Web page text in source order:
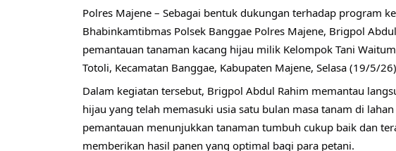
Polres Majene – Sebagai bentuk dukungan terhadap program
Bhabinkamtibmas Polsek Banggae Polres Majene, Brigpol
pemantauan tanaman kacang hijau milik Kelompok Tani
Totoli, Kecamatan Banggae, Kabupaten Majene, Selasa (19/5/
Dalam kegiatan tersebut, Brigpol Abdul Rahim memantau
hijau yang telah memasuki usia satu bulan masa tanam di
pemantauan menunjukkan tanaman tumbuh cukup baik dan
memberikan hasil panen yang optimal bagi para petani.